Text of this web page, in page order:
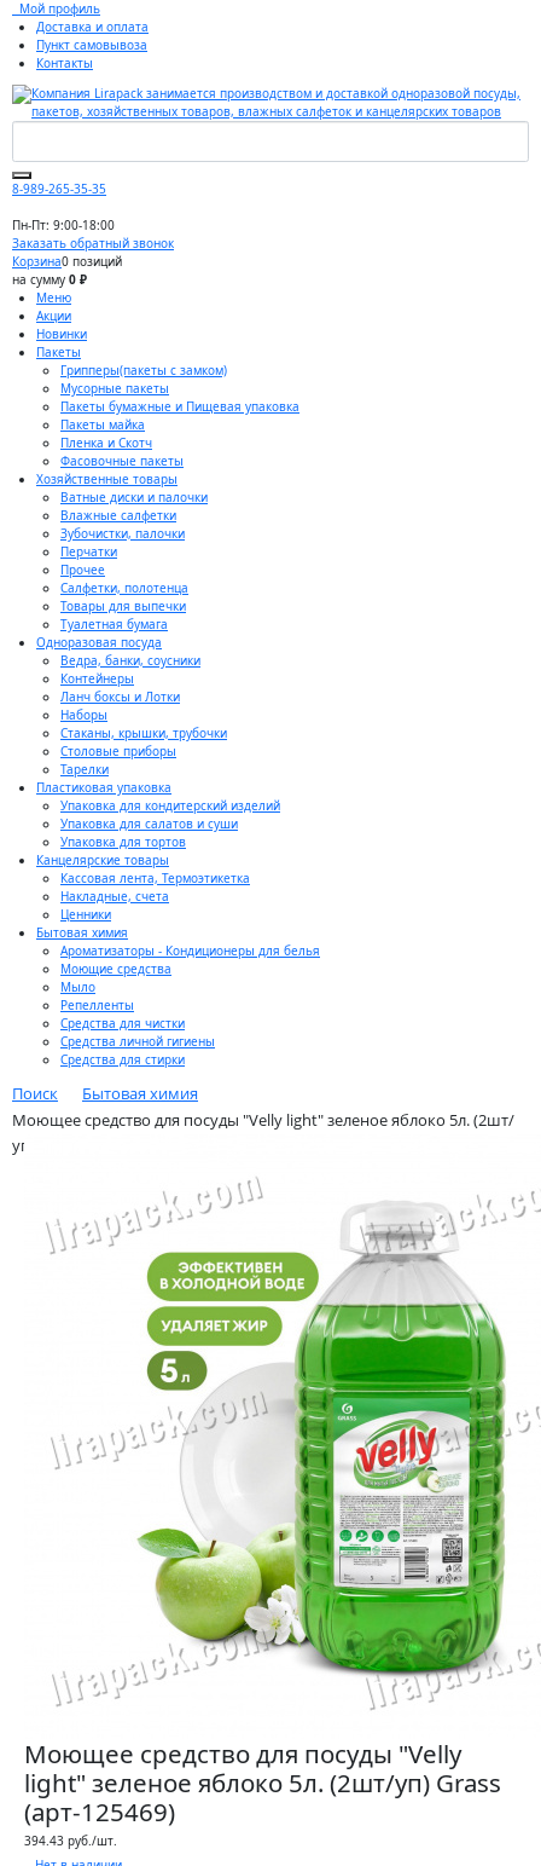
Мой профиль
Доставка и оплата
Пункт самовывоза
Контакты
8-989-265-35-35
Пн-Пт: 9:00-18:00
Заказать обратный звонок
Корзина0 позиций
на сумму 0 ₽
Меню
Акции
Новинки
Пакеты
Грипперы(пакеты с замком)
Мусорные пакеты
Пакеты бумажные и Пищевая упаковка
Пакеты майка
Пленка и Скотч
Фасовочные пакеты
Хозяйственные товары
Ватные диски и палочки
Влажные салфетки
Зубочистки, палочки
Перчатки
Прочее
Салфетки, полотенца
Товары для выпечки
Туалетная бумага
Одноразовая посуда
Ведра, банки, соусники
Контейнеры
Ланч боксы и Лотки
Наборы
Стаканы, крышки, трубочки
Столовые приборы
Тарелки
Пластиковая упаковка
Упаковка для кондитерский изделий
Упаковка для салатов и суши
Упаковка для тортов
Канцелярские товары
Кассовая лента, Термоэтикетка
Накладные, счета
Ценники
Бытовая химия
Ароматизаторы - Кондиционеры для белья
Моющие средства
Мыло
Репелленты
Средства для чистки
Средства личной гигиены
Средства для стирки
Поиск
Бытовая химия
Моющее средство для посуды "Velly light" зеленое яблоко 5л. (2шт/
уп) Grass (арт-125469)
Моющее средство для посуды "Velly
light" зеленое яблоко 5л. (2шт/уп) Grass
(арт-125469)
394.43 руб./шт.